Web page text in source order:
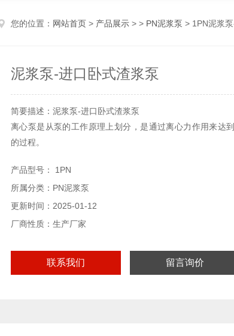
您的位置： 网站首页 > 产品展示 > > PN泥浆泵 > 1PN泥浆
泥浆泵-进口卧式渣浆泵
简要描述：泥浆泵-进口卧式渣浆泵
离心泵是从泵的工作原理上划分，是通过离心力作用来达
的过程。
产品型号： 1PN
所属分类：PN泥浆泵
更新时间：2025-01-12
厂商性质：生产厂家
联系我们 留言询价